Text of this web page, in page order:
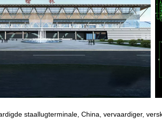
staallugterminale, China, vervaardiger,